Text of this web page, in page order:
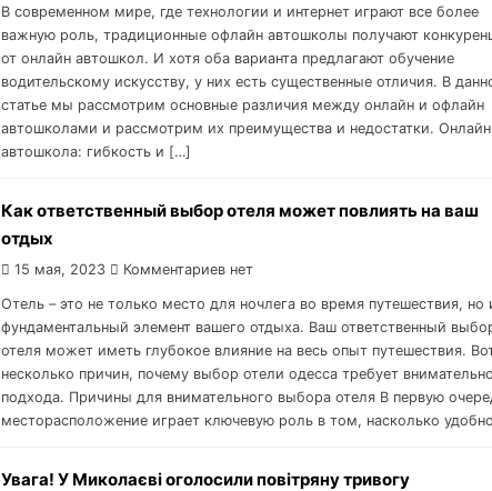
В современном мире, где технологии и интернет играют все более
важную роль, традиционные офлайн автошколы получают
от онлайн автошкол. И хотя оба варианта предлагают обучение
водительскому искусству, у них есть существенные отличия. В
статье мы рассмотрим основные различия между онлайн и офлайн
автошколами и рассмотрим их преимущества и недостатки. Онлайн
автошкола: гибкость и […]
Как ответственный выбор отеля может повлиять на ваш
отдых
15 мая, 2023 Комментариев нет
Отель – это не только место для ночлега во время путешествия, но
фундаментальный элемент вашего отдыха. Ваш ответственный
отеля может иметь глубокое влияние на весь опыт путешествия.
несколько причин, почему выбор отели одесса требует
подхода. Причины для внимательного выбора отеля В первую
месторасположение играет ключевую роль в том, насколько
Увага! У Миколаєві оголосили повітряну тривогу